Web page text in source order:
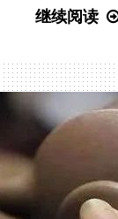
继续阅读